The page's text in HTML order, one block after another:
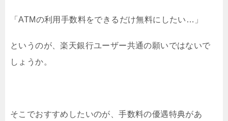
「ATMの利用手数料をできるだけ無料にしたい…」
というのが、楽天銀行ユーザー共通の願いではないで
しょうか。
そこでおすすめしたいのが、手数料の優遇特典があ